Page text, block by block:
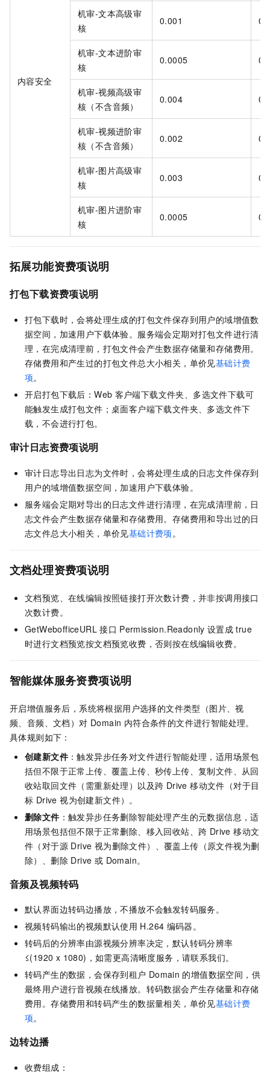
内容安全
机审-文本高级审
核
0.001
机审-文本进阶审
核
0.0005
机审-视频高级审
核（不含音频）
0.004
机审-视频进阶审
核（不含音频）
0.002
机审-图片高级审
核
0.003
机审-图片进阶审
核
0.0005
拓展功能资费项说明
打包下载资费项说明
打包下载时，会将处理生成的打包文件保存到用户的域增值数
据空间，加速用户下载体验。服务端会定期对打包文件进行清
理，在完成清理前，打包文件会产生数据存储量和存储费用。
存储费用和产生过的打包文件总大小相关，单价见基础计费
项。
开启打包下载后：Web 客户端下载文件夹、多选文件下载可
能触发生成打包文件；桌面客户端下载文件夹、多选文件下
载，不会进行打包。
审计日志资费项说明
审计日志导出日志为文件时，会将处理生成的日志文件保存到
用户的域增值数据空间，加速用户下载体验。
服务端会定期对导出的日志文件进行清理，在完成清理前，日
志文件会产生数据存储量和存储费用。存储费用和导出过的日
志文件总大小相关，单价见基础计费项 。
文档处理资费项说明
文档预览、在线编辑按照链接打开次数计费，并非按调用接口
次数计费。
GetWebofficeURL 接口 Permission.Readonly 设置成 true
时进行文档预览按文档预览收费，否则按在线编辑收费。
智能媒体服务资费项说明
开启增值服务后，系统将根据用户选择的文件类型（图片、视
频、音频、文档）对 Domain 内符合条件的文件进行智能处理。
具体规则如下：
创建新文件 ：触发异步任务对文件进行智能处理，适用场景包
括但不限于正常上传、覆盖上传、秒传上传、复制文件、从回
收站取回文件（需重新处理）以及跨 Drive 移动文件（对于目
标 Drive 视为创建新文件）。
删除文件 ：触发异步任务删除智能处理产生的元数据信息，适
用场景包括但不限于正常删除、移入回收站、跨 Drive 移动文
件（对于源 Drive 视为删除文件）、覆盖上传（原文件视为删
除）、删除 Drive 或 Domain。
音频及视频转码
默认界面边转码边播放，不播放不会触发转码服务。
视频转码输出的视频默认使用 H.264 编码器。
转码后的分辨率由源视频分辨率决定，默认转码分辨率
≤(1920 x 1080)，如需更高清晰度服务，请联系我们。
转码产生的数据，会保存到租户 Domain 的增值数据空间，供
最终用户进行音视频在线播放。转码数据会产生存储量和存储
费用。存储费用和转码产生的数据量相关，单价见基础计费
项。
边转边播
收费组成：